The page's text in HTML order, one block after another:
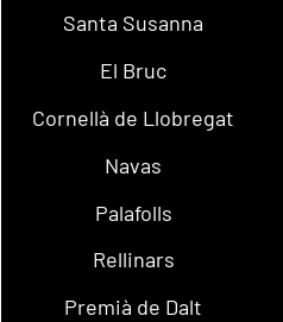
Santa Susanna
El Bruc
Cornellà de Llobregat
Navas
Palafolls
Rellinars
Premià de Dalt